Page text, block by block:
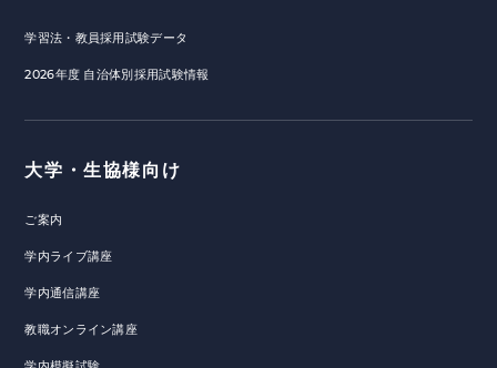
学習法・教員採用試験データ
2026年度 自治体別採用試験情報
大学・生協様向け
ご案内
学内ライブ講座
学内通信講座
教職オンライン講座